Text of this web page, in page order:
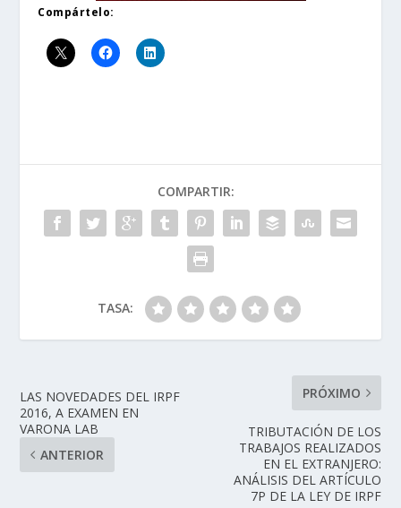
Compártelo:
COMPARTIR:
TASA:
LAS NOVEDADES DEL IRPF
2016, A EXAMEN EN
VARONA LAB
ANTERIOR
PRÓXIMO
TRIBUTACIÓN DE LOS
TRABAJOS REALIZADOS
EN EL EXTRANJERO:
ANÁLISIS DEL ARTÍCULO
7P DE LA LEY DE IRPF